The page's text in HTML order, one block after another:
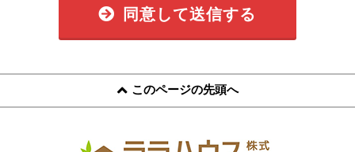
同意して送信する
このページの先頭へ